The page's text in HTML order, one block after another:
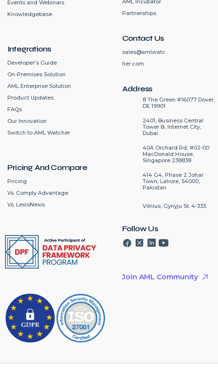
AML Incubator
Partnerships
Contact Us
sales@amlwatc
her.com
Address
8 The Green #16077 Dover,
DE 19901
2401, Business Central
Tower B, Internet City,
Dubai
40A Orchard Rd, #02-00
MacDonald House,
Singapore 238838
414 G4, Phase 2 Johar
Town, Lahore, 54000,
Pakistan
Vilnius, Gynÿju St. 4-333.
Follow Us
Join AML Community
Events and Webinars
Knowledgebase
Integrations
Developer’s Guide
On-Premises Solution
AML Enterprise Solution
Product Updates
FAQs
Our Innovation
Switch to AML Watcher
Pricing And Compare
Pricing
Vs. Comply Advantage
Vs. LexisNexis